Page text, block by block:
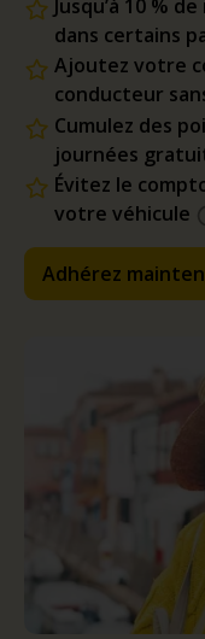
Jusqu’à 10 %
dans certains
Ajoutez votre
conducteur
Cumulez des
journées
Évitez le
votre véhicule
Adhérez